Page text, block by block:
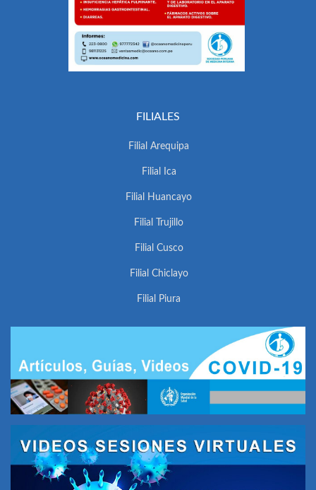
FILIALES
Filial Arequipa
Filial Ica
Filial Huancayo
Filial Trujillo
Filial Cusco
Filial Chiclayo
Filial Piura